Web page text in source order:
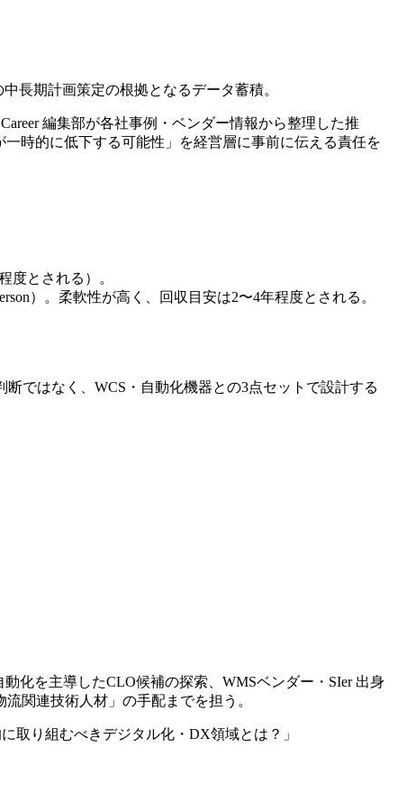
長期計画策定の根拠となるデータ蓄積。
編集部が各社事例・ベンダー情報から整理した推
時的に低下する可能性」を経営層に事前に伝える責任を
度とされる）。
）。柔軟性が高く、回収目安は2〜4年程度とされる。
断ではなく、WCS・自動化機器との3点セットで設計する
化を主導したCLO候補の探索、WMSベンダー・SIer 出身
関連技術人材」の手配までを担う。
取り組むべきデジタル化・DX領域とは？」